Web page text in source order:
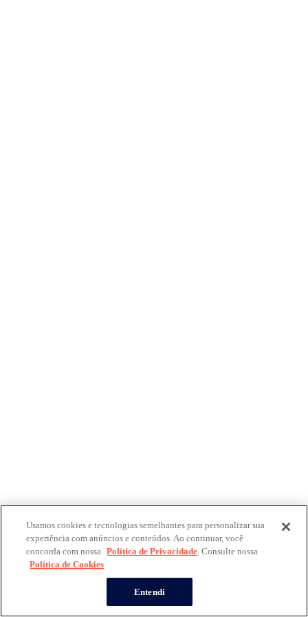
Usamos cookies e tecnologias semelhantes para personalizar sua
experiência com anúncios e conteúdos. Ao continuar, você
concorda com nossa Política de Privacidade. Consulte nossa
Política de Cookies
Entendi